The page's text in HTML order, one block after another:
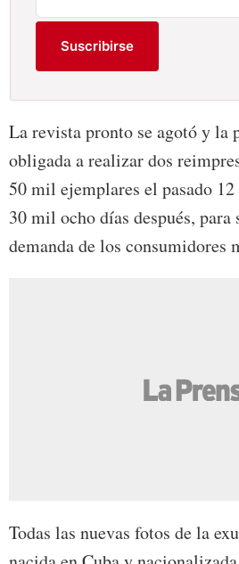
Suscribirse
La revista pronto se agotó y la
obligada a realizar dos
50 mil ejemplares el pasado
30 mil ocho días después, para
demanda de los consumidores
Todas las nuevas fotos de la